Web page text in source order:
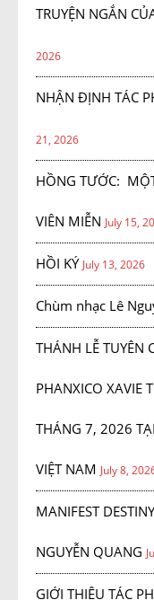
TRUYỆN NGẮN
2026
NHẬN ĐỊNH TÁC
21, 2026
HỒNG TƯỚC:
VIÊN MIỄN July 15,
HỒI KÝ July 13, 2026
Chùm nhạc Lê
THÁNH LỄ TUYÊN
PHANXICO XAVIE
THÁNG 7, 2026
VIỆT NAM July 8,
MANIFEST
NGUYỄN QUANG
GIỚI THIỆU TÁC